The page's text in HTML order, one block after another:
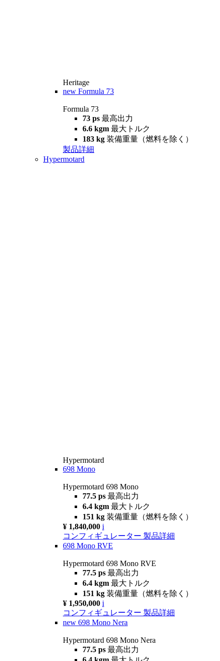
Heritage
new Formula 73
Formula 73
73 ps 最高出力
6.6 kgm 最大トルク
183 kg 装備重量（燃料を除く）
製品詳細
Hypermotard
Hypermotard
698 Mono
Hypermotard 698 Mono
77.5 ps 最高出力
6.4 kgm 最大トルク
151 kg 装備重量（燃料を除く）
¥ 1,840,000 i
コンフィギュレーター 製品詳細
698 Mono RVE
Hypermotard 698 Mono RVE
77.5 ps 最高出力
6.4 kgm 最大トルク
151 kg 装備重量（燃料を除く）
¥ 1,950,000 i
コンフィギュレーター 製品詳細
new 698 Mono Nera
Hypermotard 698 Mono Nera
77.5 ps 最高出力